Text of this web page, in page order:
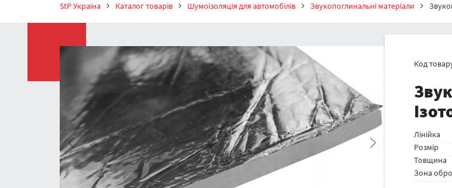
StP Україна Каталог товарів Шумоізоляція для автомобілів Звукопоглинальні матеріали
Код
Лінійка
Розмір
Товщина
Зона